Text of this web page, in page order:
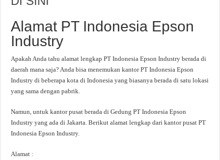
Alamat PT Indonesia Epson
Industry
Apakah Anda tahu alamat lengkap PT Indonesia Epson Industry berada di
daerah mana saja? Anda bisa menemukan kantor PT Indonesia Epson
Industry di beberapa kota di Indonesia yang biasanya berada di satu lokasi
yang sama dengan pabrik.
Namun, untuk kantor pusat berada di Gedung PT Indonesia Epson
Industry yang ada di Jakarta. Berikut alamat lengkap dari kantor pusat PT
Indonesia Epson Industry.
Alamat :